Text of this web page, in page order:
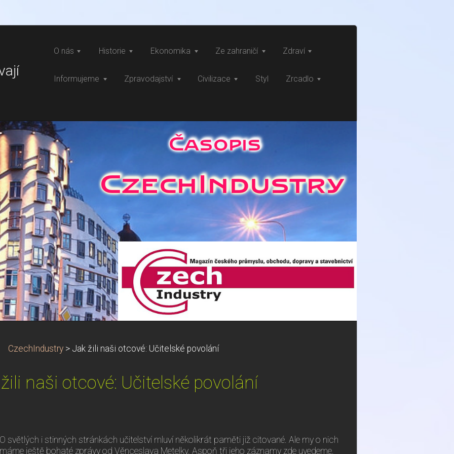
O nás Historie Ekonomika Ze zahraničí Zdraví
Informujeme Zpravodajství Civilizace Styl Zrcadlo
CzechIndustry > Jak žili naši otcové: Učitelské povolání
naši otcové: Učitelské povolání
O světlých i stinných stránkách učitelství mluví několikrát paměti již citované. Ale my o nich
máme ještě bohaté zprávy od Věnceslava Metelky. Aspoň tři jeho záznamy zde uvedeme.